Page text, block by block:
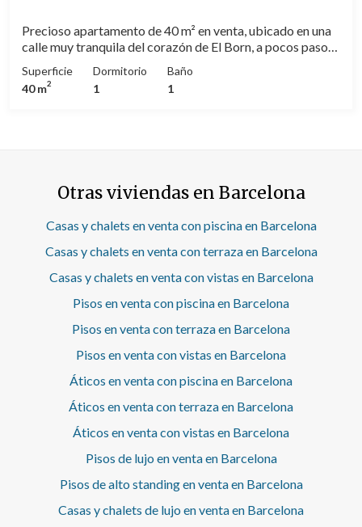
Precioso apartamento de 40 m² en venta, ubicado en una
calle muy tranquila del corazón de El Born, a pocos pasos
de todos los servicios, comercios y vida cultural del
centro histórico de Barcelona. La vivienda se encuentra en
todo el día. Cuenta con dormitorio, salón-comedor
completo y moderno. Gracias a su reforma integral, el
inversión, tanto para residencia habitual como para
segunda vivienda en una de las zonas más demandadas de
Born, combinando tranquilidad, luz y una ubicación
inmejorable.
Superficie
40 m2
Dormitorio
1
Baño
1
Otras viviendas en Barcelona
Casas y chalets en venta con piscina en Barcelona
Casas y chalets en venta con terraza en Barcelona
Casas y chalets en venta con vistas en Barcelona
Pisos en venta con piscina en Barcelona
Pisos en venta con terraza en Barcelona
Pisos en venta con vistas en Barcelona
Áticos en venta con piscina en Barcelona
Áticos en venta con terraza en Barcelona
Áticos en venta con vistas en Barcelona
Pisos de lujo en venta en Barcelona
Pisos de alto standing en venta en Barcelona
Casas y chalets de lujo en venta en Barcelona